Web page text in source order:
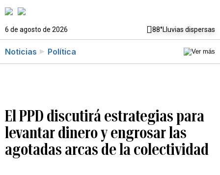
6 de agosto de 2026 88°Lluvias dispersas
Noticias Política
El PPD discutirá estrategias para
levantar dinero y engrosar las
agotadas arcas de la colectividad